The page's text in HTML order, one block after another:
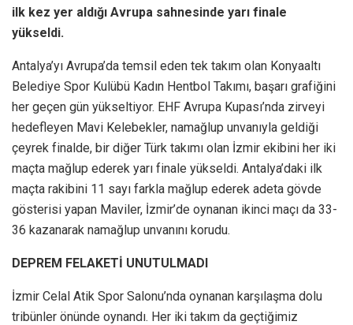
ilk kez yer aldığı Avrupa sahnesinde yarı finale
yükseldi.
Antalya’yı Avrupa’da temsil eden tek takım olan Konyaaltı
Belediye Spor Kulübü Kadın Hentbol Takımı, başarı grafiğini
her geçen gün yükseltiyor. EHF Avrupa Kupası’nda zirveyi
hedefleyen Mavi Kelebekler, namağlup unvanıyla geldiği
çeyrek finalde, bir diğer Türk takımı olan İzmir ekibini her iki
maçta mağlup ederek yarı finale yükseldi. Antalya’daki ilk
maçta rakibini 11 sayı farkla mağlup ederek adeta gövde
gösterisi yapan Maviler, İzmir’de oynanan ikinci maçı da 33-
36 kazanarak namağlup unvanını korudu.
DEPREM FELAKETİ UNUTULMADI
İzmir Celal Atik Spor Salonu’nda oynanan karşılaşma dolu
tribünler önünde oynandı. Her iki takım da geçtiğimiz